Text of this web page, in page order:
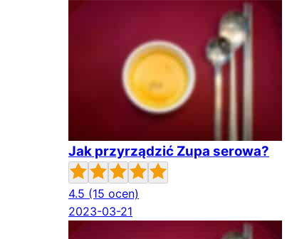
Jak przyrządzić Zupa serowa?
4.5 (15 ocen)
2023-03-21